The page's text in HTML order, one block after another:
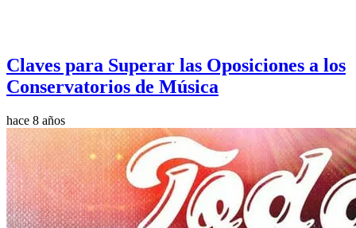
Claves para Superar las Oposiciones a los
Conservatorios de Música
hace 8 años